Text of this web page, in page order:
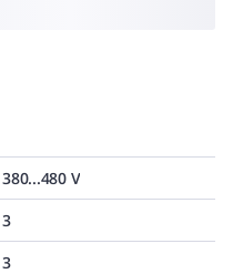
380...480 V
3
3